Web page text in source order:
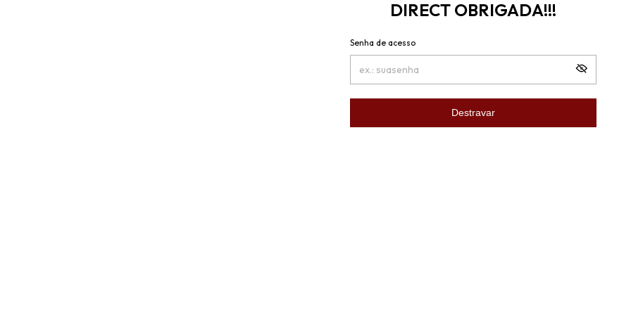
DIRECT OBRIGADA!!!
Senha de acesso
Destravar